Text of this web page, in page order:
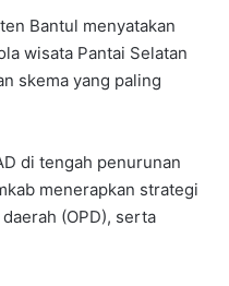
Bantul menyatakan
wisata Pantai Selatan
skema yang paling
di tengah penurunan
menerapkan strategi
(OPD), serta